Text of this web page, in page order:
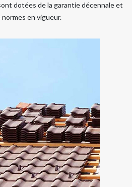
dotées de la garantie décennale et
en vigueur.